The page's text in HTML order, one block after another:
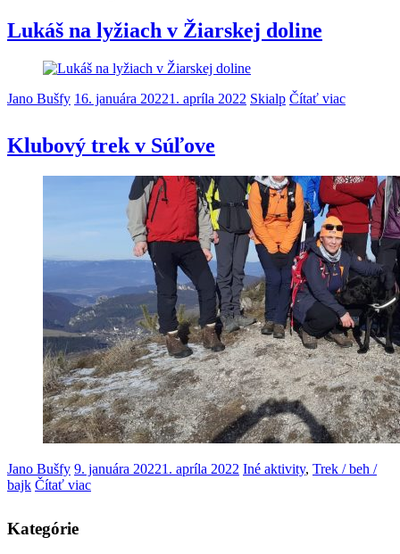
Lukáš na lyžiach v Žiarskej doline
Jano Bušfy 16. januára 20221. apríla 2022 Skialp Čítať viac
Klubový trek v Súľove
Jano Bušfy 9. januára 20221. apríla 2022 Iné aktivity, Trek / beh /
bajk Čítať viac
Kategórie